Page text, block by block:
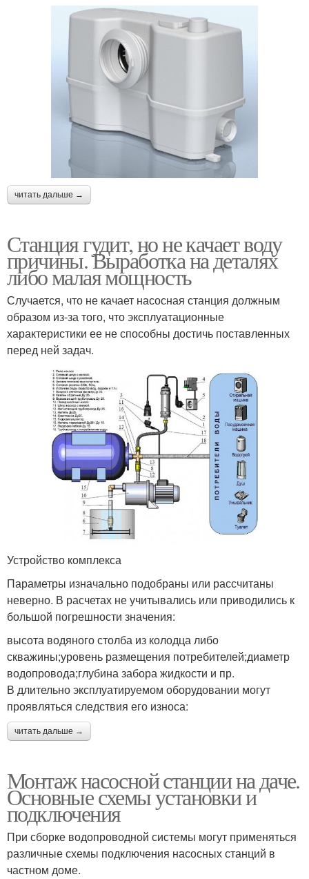
читать дальше →
Станция гудит, но не качает воду
причины. Выработка на деталях
либо малая мощность
Случается, что не качает насосная станция должным
образом из-за того, что эксплуатационные
характеристики ее не способны достичь поставленных
перед ней задач.
Устройство комплекса
Параметры изначально подобраны или рассчитаны
неверно. В расчетах не учитывались или приводились к
большой погрешности значения:
высота водяного столба из колодца либо
скважины;уровень размещения потребителей;диаметр
водопровода;глубина забора жидкости и пр.
В длительно эксплуатируемом оборудовании могут
проявляться следствия его износа:
читать дальше →
Монтаж насосной станции на даче.
Основные схемы установки и
подключения
При сборке водопроводной системы могут применяться
различные схемы подключения насосных станций в
частном доме.